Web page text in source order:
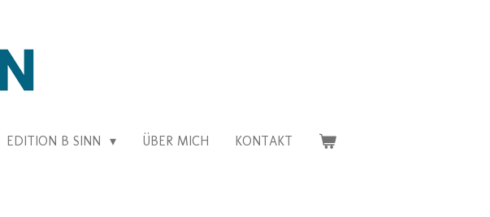
EDITION B SINN ÜBER MICH KONTAKT